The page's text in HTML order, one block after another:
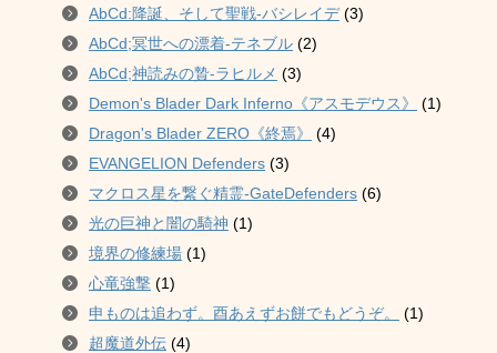
AbCd:降誕、そして聖戦-バシレイデ(3)
AbCd;冥世への漂着-テネブル (2)
AbCd;神読みの贄-ラヒルメ (3)
Demon's Blader Dark Inferno《アスモデウス》
(1)
Dragon's Blader ZERO《終焉》
(4)
EVANGELION Defenders (3)
マクロス星を繋ぐ精霊-GateDefenders (6)
光の巨神と闇の騎神 (1)
境界の修練場 (1)
心竜強撃 (1)
申ものは追わず。酉あえずお餅でもどうぞ。
(1)
超魔道外伝 (4)